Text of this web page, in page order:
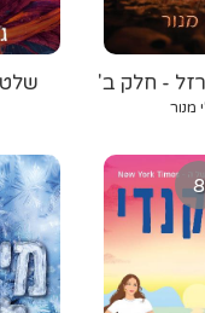
- חלק ב'
מנור
8